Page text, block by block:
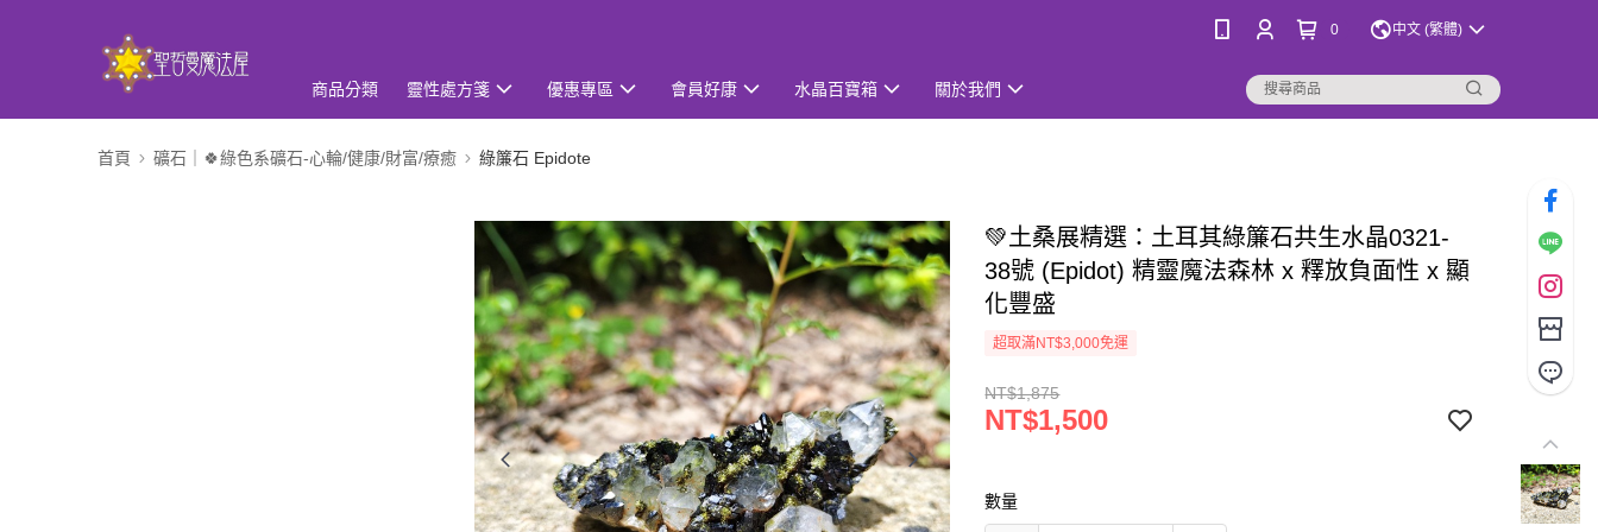
0 中文 (繁體)
商品分類 靈性處方箋 優惠專區 會員好康 水晶百寶箱 關於我們
首頁 礦石｜🍀綠色系礦石-心輪/健康/財富/療癒 綠簾石 Epidote
💚土桑展精選：土耳其綠簾石共生水晶0321-
38號 (Epidot) 精靈魔法森林 x 釋放負面性 x 顯
化豐盛
超取滿NT$3,000免運
NT$1,875
NT$1,500
數量